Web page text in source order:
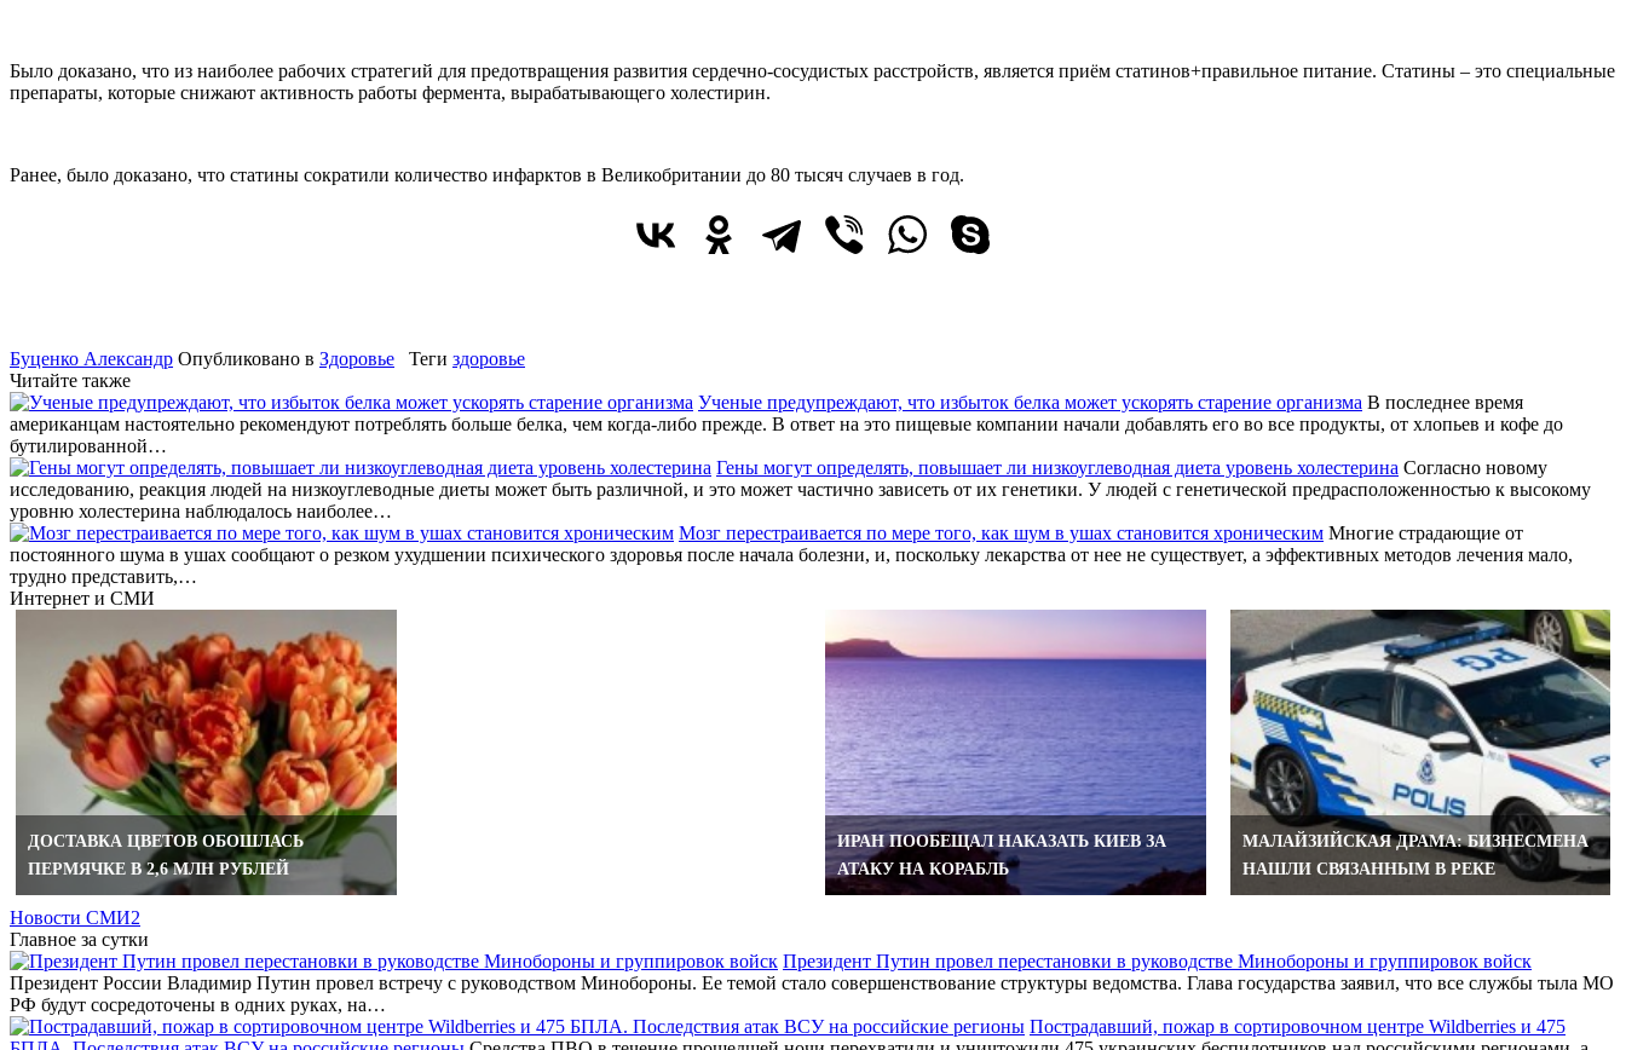
Было доказано, что из наиболее рабочих стратегий для предотвращения развития сердечно-сосудистых расстройств, является приём статинов+правильное питание. Статины – это специальные
препараты, которые снижают активность работы фермента, вырабатывающего холестирин.
Ранее, было доказано, что статины сократили количество инфарктов в Великобритании до 80 тысяч случаев в год.
Буценко Александр Опубликовано в Здоровье Теги здоровье
Читайте также
Ученые предупреждают, что избыток белка может ускорять старение организма В последнее время
американцам настоятельно рекомендуют потреблять больше белка, чем когда-либо прежде. В ответ на это пищевые компании начали добавлять его во все продукты, от хлопьев и кофе до
бутилированной…
Гены могут определять, повышает ли низкоуглеводная диета уровень холестерина Согласно новому
исследованию, реакция людей на низкоуглеводные диеты может быть различной, и это может частично зависеть от их генетики. У людей с генетической предрасположенностью к высокому
уровню холестерина наблюдалось наиболее…
Мозг перестраивается по мере того, как шум в ушах становится хроническим Многие страдающие от
постоянного шума в ушах сообщают о резком ухудшении психического здоровья после начала болезни, и, поскольку лекарства от нее не существует, а эффективных методов лечения мало,
трудно представить,…
Интернет и СМИ
ДОСТАВКА ЦВЕТОВ ОБОШЛАСЬ
ПЕРМЯЧКЕ В 2,6 МЛН РУБЛЕЙ
ЖИРИНОВСКИЙ ПРЕДВИДЕЛ ИСХОД
ГЛАВНОГО МИРОВОГО
ИРАН ПООБЕЩАЛ НАКАЗАТЬ КИЕВ ЗА
АТАКУ НА КОРАБЛЬ
МАЛАЙЗИЙСКАЯ ДРАМА: БИЗНЕСМЕНА
НАШЛИ СВЯЗАННЫМ В РЕКЕ
Новости СМИ2
Главное за сутки
Президент Путин провел перестановки в руководстве Минобороны и группировок войск
Президент России Владимир Путин провел встречу с руководством Минобороны. Ее темой стало совершенствование структуры ведомства. Глава государства заявил, что все службы тыла МО
РФ будут сосредоточены в одних руках, на…
Пострадавший, пожар в сортировочном центре Wildberries и 475